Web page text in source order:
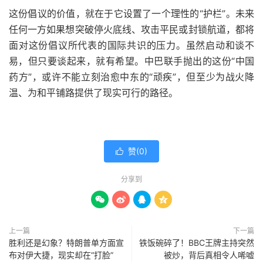
这份倡议的价值，就在于它设置了一个理性的“护栏”。未来
任何一方如果想突破停火底线、攻击平民或封锁航道，都将
面对这份倡议所代表的国际共识的压力。虽然启动和谈不
易，但只要谈起来，就有希望。中巴联手抛出的这份“中国
药方”，或许不能立刻治愈中东的“顽疾”，但至少为战火降
温、为和平铺路提供了现实可行的路径。
 赞(0)
分享到
   
上一篇
胜利还是幻象？特朗普单方面宣
布对伊大捷，现实却在“打脸”
下一篇
铁饭碗碎了！BBC王牌主持突然
被炒，背后真相令人唏嘘